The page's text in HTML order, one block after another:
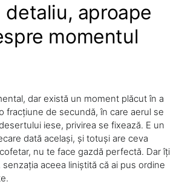
detaliu, aproape
momentul
dar există un moment plăcut în a
fracțiune de secundă, în care aerul se
iese, privirea se fixează. E un
dată același, și totuși are ceva
nu te face gazdă perfectă. Dar îți
aceea liniștită că ai pus ordine